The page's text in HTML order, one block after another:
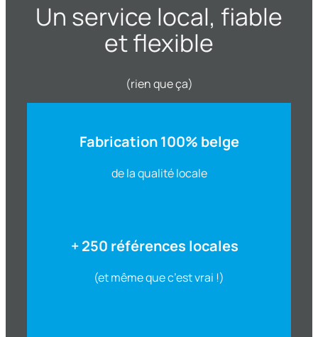
Un service local, fiable
et flexible
(rien que ça)
Fabrication 100% belge
de la qualité locale
+ 250 références locales
(et même que c’est vrai !)